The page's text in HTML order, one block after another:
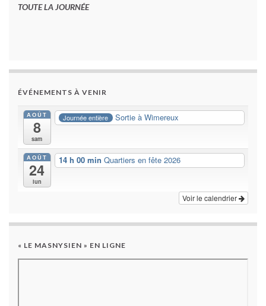
TOUTE LA JOURNÉE
ÉVÉNEMENTS À VENIR
AOÛT
8
sam
Journée entière Sortie à Wimereux
AOÛT
24
lun
14 h 00 min Quartiers en fête 2026
Voir le calendrier
« LE MASNYSIEN » EN LIGNE